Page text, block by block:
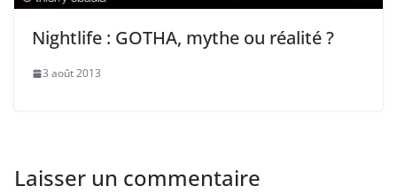
Nightlife : GOTHA, mythe ou réalité ?
3 août 2013
Laisser un commentaire